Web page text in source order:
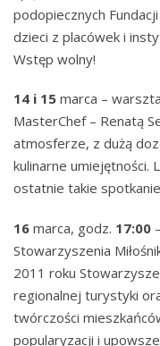
podopiecznych
dzieci z placówek i
Wstęp wolny!
14 i 15 marca –
MasterChef – Renatą
atmosferze, z dużą
kulinarne umiejętności.
ostatnie takie
16 marca, godz. 17:00
Stowarzyszenia
2011 roku
regionalnej turystyki
twórczości
popularyzacji i